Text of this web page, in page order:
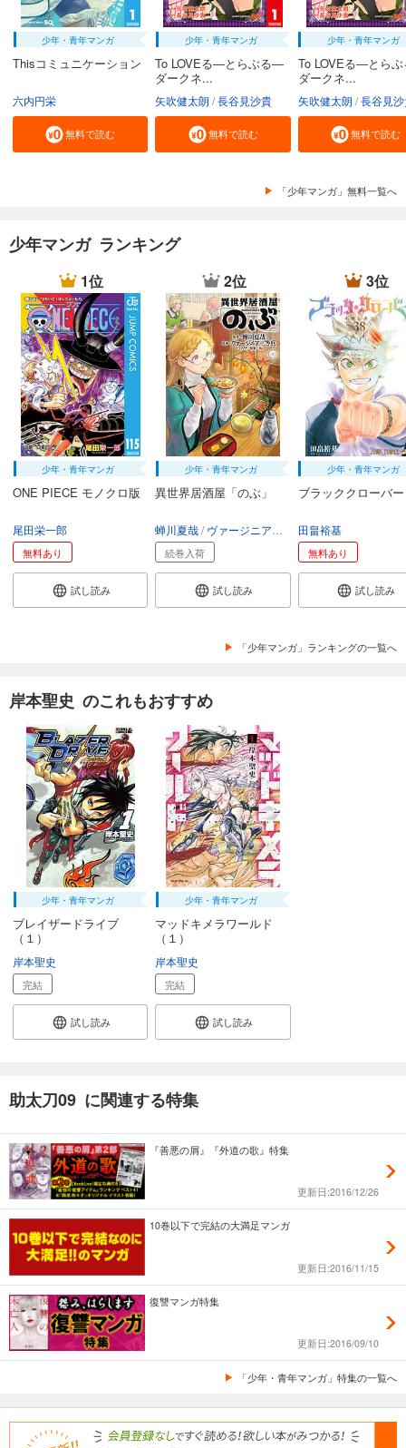
少年・青年マンガ
Thisコミュニケーション
六内円栄
無料で読む
少年・青年マンガ
To LOVEる―とらぶる―
ダークネ...
矢吹健太朗 長谷見沙貴
無料で読む
少年・青年マンガ
To LOVEる―とら
ダークネ...
矢吹健太朗 長谷見
無料で読む
「少年マンガ」無料一覧へ
少年マンガ ランキング
1位
少年・青年マンガ
ONE PIECE モノクロ版
尾田栄一郎
無料あり
試し読み
2位
少年・青年マンガ
異世界居酒屋「のぶ」
蝉川夏哉 ヴァージニア二等兵 転
続巻入荷
試し読み
3位
少年・青年マンガ
ブラッククローバー
田畠裕基
無料あり
試し読み
「少年マンガ」ランキングの一覧へ
岸本聖史 のこれもおすすめ
少年・青年マンガ
ブレイザードライブ
（１）
岸本聖史
完結
試し読み
少年・青年マンガ
マッドキメラワールド
（１）
岸本聖史
完結
試し読み
助太刀09 に関連する特集
『善悪の屑』『外道の歌』特集
更新日:2016/12/26
10巻以下で完結の大満足マンガ
更新日:2016/11/15
復讐マンガ特集
更新日:2016/09/10
「少年・青年マンガ」特集の一覧へ